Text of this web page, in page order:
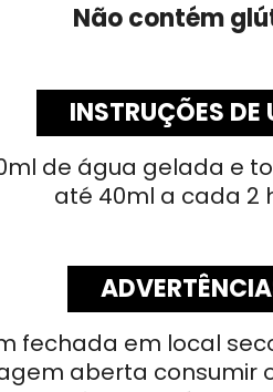
Não contém
INSTRUÇÕES DE
de água gelada e
até 40ml a cada 2
fechada em local
aberta consumir